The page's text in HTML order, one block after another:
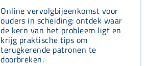
Online vervolgbijeenkomst voor
ouders in scheiding: ontdek waar
de kern van het probleem ligt en
krijg praktische tips om
terugkerende patronen te
doorbreken.